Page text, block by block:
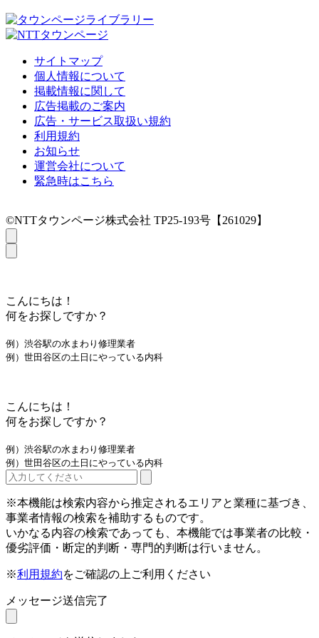
サイトマップ
個人情報について
掲載情報に関して
広告掲載のご案内
広告・サービス取扱い規約
利用規約
お知らせ
運営会社について
緊急時はこちら
©NTTタウンページ株式会社 TP25-193号【261029】
こんにちは！
何をお探しですか？
例）渋谷駅の水まわり修理業者
例）世田谷区の土日にやっている内科
こんにちは！
何をお探しですか？
例）渋谷駅の水まわり修理業者
例）世田谷区の土日にやっている内科
※本機能は検索内容から推定されるエリアと業種に基づき、
事業者情報の検索を補助するものです。
いかなる内容の検索であっても、本機能では事業者の比較・
優劣評価・断定的判断・専門的判断は行いません。
※利用規約をご確認の上ご利用ください
メッセージ送信完了